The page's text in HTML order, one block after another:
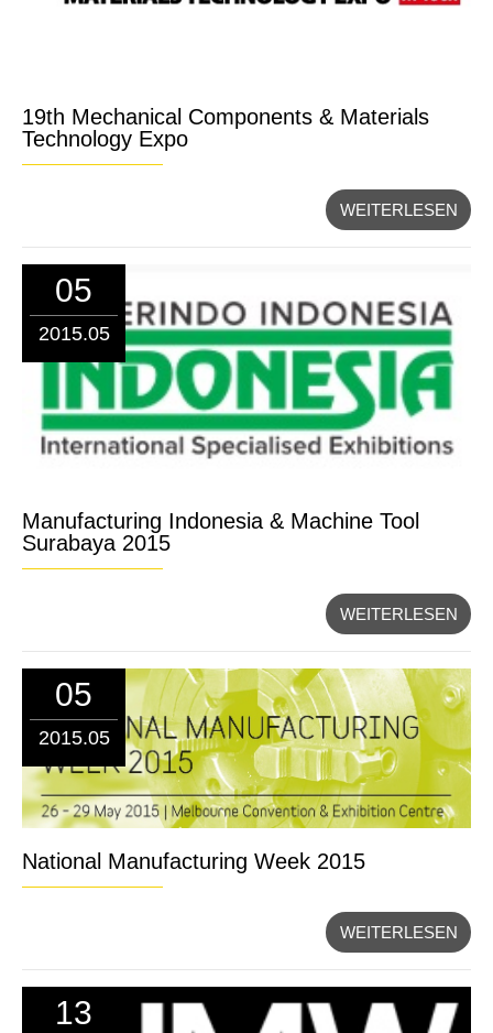
19th Mechanical Components & Materials
Technology Expo
WEITERLESEN
05
2015.05
Manufacturing Indonesia & Machine Tool
Surabaya 2015
WEITERLESEN
05
2015.05
National Manufacturing Week 2015
WEITERLESEN
13